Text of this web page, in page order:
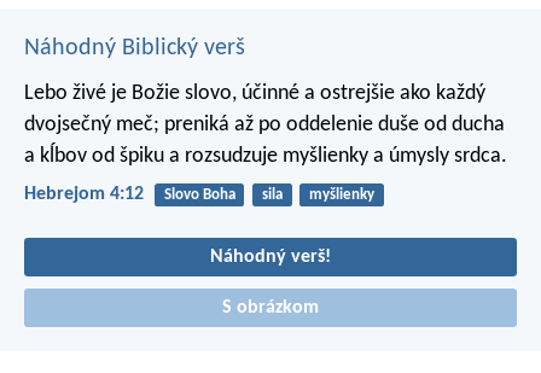
Náhodný Biblický verš
Lebo živé je Božie slovo, účinné a ostrejšie ako každý
dvojsečný meč; preniká až po oddelenie duše od ducha
a kĺbov od špiku a rozsudzuje myšlienky a úmysly srdca.
Hebrejom 4:12 Slovo Boha sila myšlienky
Náhodný verš!
S obrázkom